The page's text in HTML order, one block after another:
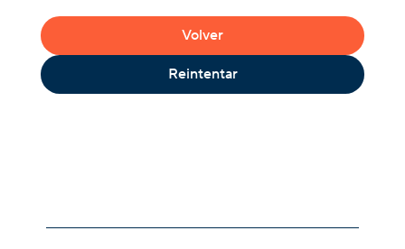
Volver
Reintentar